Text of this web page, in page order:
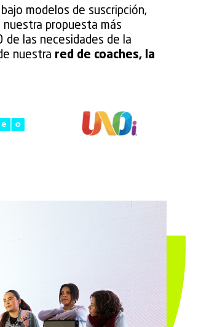
modelos de suscripción,
nuestra propuesta más
de las necesidades de la
nuestra red de coaches, la